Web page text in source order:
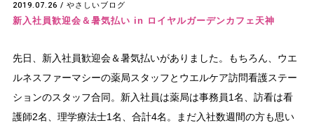
2019.07.26 / やさしいブログ
新入社員歓迎会＆暑気払い in ロイヤルガーデンカフェ天神
先日、新入社員歓迎会＆暑気払いがありました。もちろん、ウエ
ルネスファーマシーの薬局スタッフとウエルケア訪問看護ステー
ションのスタッフ合同。新入社員は薬局は事務員1名、訪看は看
護師2名、理学療法士1名、合計4名。まだ入社数週間の方も思い